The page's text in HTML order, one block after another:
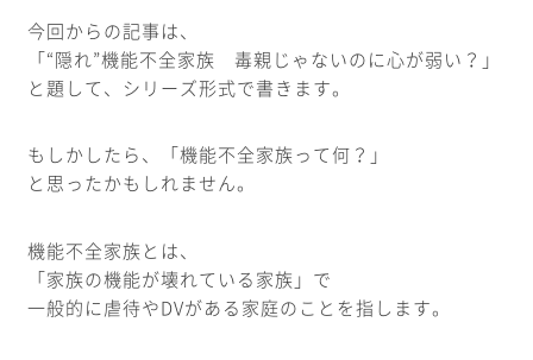
今回からの記事は、
「“隠れ”機能不全家族 毒親じゃないのに心が弱い？」
と題して、シリーズ形式で書きます。
もしかしたら、「機能不全家族って何？」
と思ったかもしれません。
機能不全家族とは、
「家族の機能が壊れている家族」で
一般的に虐待やDVがある家庭のことを指します。